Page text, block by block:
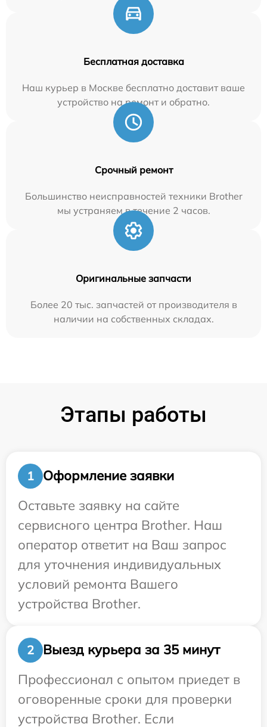
Бесплатная доставка
Наш курьер в Москве бесплатно доставит ваше
устройство на ремонт и обратно.
Срочный ремонт
Большинство неисправностей техники Brother
мы устраняем в течение 2 часов.
Оригинальные запчасти
Более 20 тыс. запчастей от производителя в
наличии на собственных складах.
Этапы работы
1
Оформление заявки
Оставьте заявку на сайте
сервисного центра Brother. Наш
оператор ответит на Ваш запрос
для уточнения индивидуальных
условий ремонта Вашего
устройства Brother.
2
Выезд курьера за 35 минут
Профессионал с опытом приедет в
оговоренные сроки для проверки
устройства Brother. Если